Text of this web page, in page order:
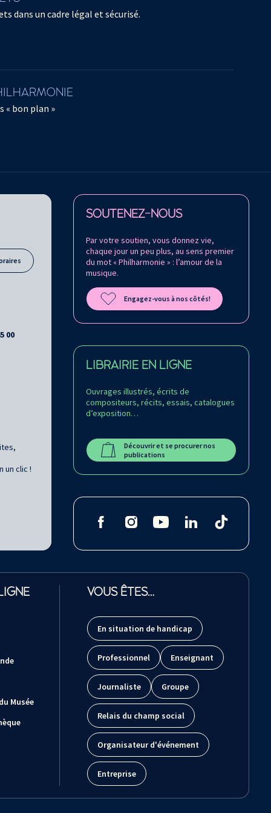
dans un cadre légal et sécurisé.
« bon plan »
00
un clic !
SOUTENEZ-NOUS
Par votre soutien, vous donnez vie,
chaque jour un peu plus, au sens premier
du mot « Philharmonie » : l’amour de la
musique.
Engagez-vous à nos côtés!
LIBRAIRIE EN LIGNE
Ouvrages illustrés, écrits de
compositeurs, récits, essais, catalogues
d’exposition…
Découvrir et se procurer nos
publications
Retrouvez la Philharmonie de Paris sur
Musée
VOUS ÊTES…
En situation de handicap
Professionnel Enseignant
Journaliste Groupe
Relais du champ social
Organisateur d'événement
Entreprise